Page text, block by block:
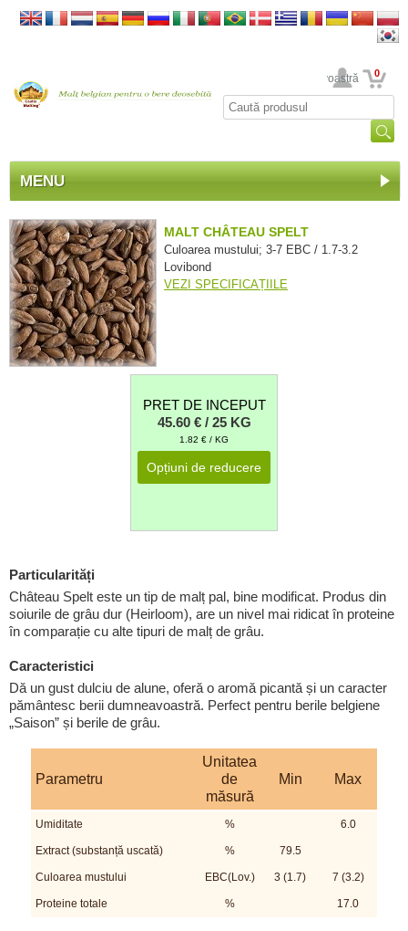
Contul dumneavoastră 0
MENU
MALT CHÂTEAU SPELT
Culoarea mustului; 3-7 EBC / 1.7-3.2
Lovibond
VEZI SPECIFICAȚIILE
PRET DE INCEPUT
45.60 € / 25 KG
1.82 € / KG
Opțiuni de reducere
Particularități
Château Spelt este un tip de malț pal, bine modificat. Produs din
soiurile de grâu dur (Heirloom), are un nivel mai ridicat în proteine
în comparație cu alte tipuri de malț de grâu.
Caracteristici
Dă un gust dulciu de alune, oferă o aromă picantă și un caracter
pământesc berii dumneavoastră. Perfect pentru berile belgiene
„Saison” și berile de grâu.
Parametru
Unitatea
de
măsură
Min Max
Umiditate % 6.0
Extract (substanță uscată) % 79.5
Culoarea mustului EBC(Lov.) 3 (1.7) 7 (3.2)
Proteine totale % 17.0